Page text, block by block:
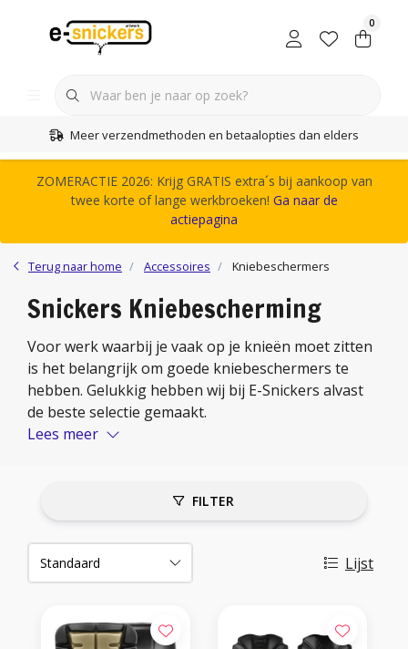
0
Meer verzendmethoden en betaalopties dan elders
ZOMERACTIE 2026: Krijg GRATIS extra´s bij aankoop van
twee korte of lange werkbroeken! Ga naar de
actiepagina
Terug naar home Accessoires Kniebeschermers
Snickers Kniebescherming
Voor werk waarbij je vaak op je knieën moet zitten
is het belangrijk om goede kniebeschermers te
hebben. Gelukkig hebben wij bij E-Snickers alvast
de beste selectie gemaakt.
Lees meer
FILTER
Lijst